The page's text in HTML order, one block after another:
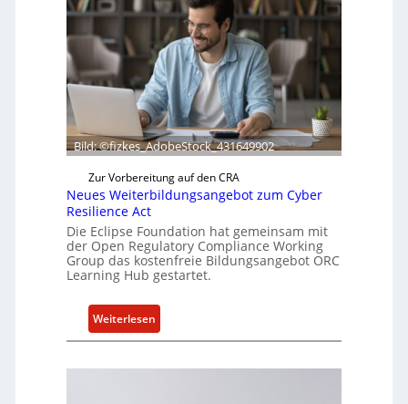
i
f
e
r
t
a
k
u
e
l
e
Z
h
l
Bild: ©fizkes_AdobeStock_431649902
Zur Vorbereitung auf den CRA
Neues Weiterbildungsangebot zum Cyber
Resilience Act
Die Eclipse Foundation hat gemeinsam mit
der Open Regulatory Compliance Working
Group das kostenfreie Bildungsangebot ORC
Learning Hub gestartet.
Weiterlesen:
N